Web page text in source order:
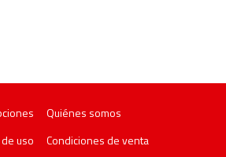
Quiénes somos
uso
Condiciones de venta